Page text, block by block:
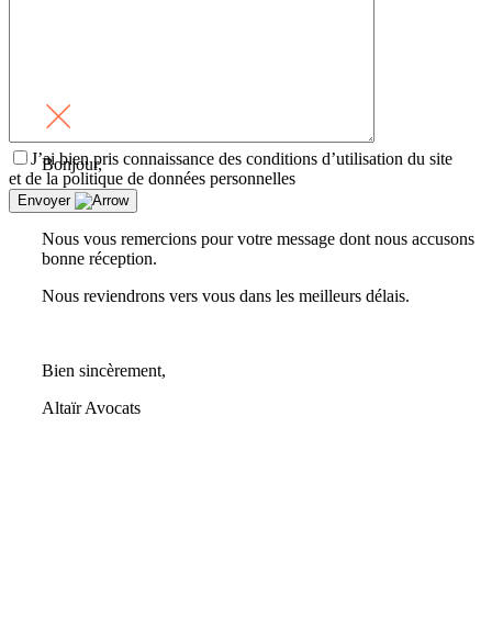
J’ai bien pris connaissance des conditions d’utilisation du site
et de la politique de données personnelles
Envoyer
Bonjour,
Nous vous remercions pour votre message dont nous accusons
bonne réception.
Nous reviendrons vers vous dans les meilleurs délais.
Bien sincèrement,
Altaïr Avocats